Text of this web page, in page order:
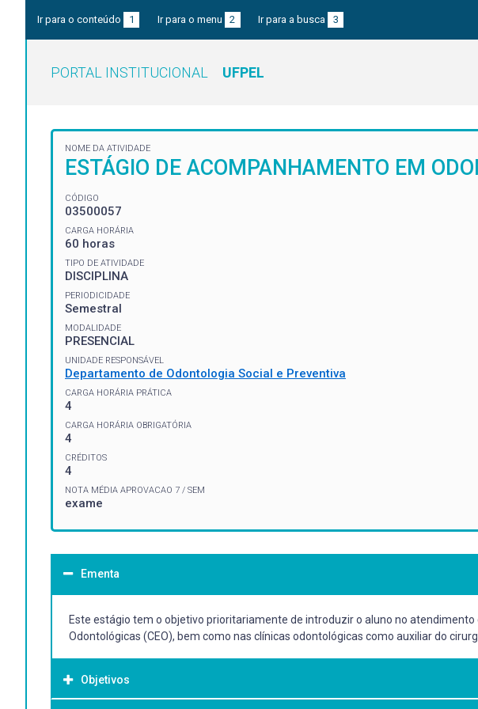
Ir para o conteúdo 1 Ir para o menu 2 Ir para a busca 3
PORTAL INSTITUCIONAL UFPEL
NOME DA ATIVIDADE
ESTÁGIO DE ACOMPANHAMENTO EM
CÓDIGO
03500057
CARGA HORÁRIA
60 horas
TIPO DE ATIVIDADE
DISCIPLINA
PERIODICIDADE
Semestral
MODALIDADE
PRESENCIAL
UNIDADE RESPONSÁVEL
Departamento de Odontologia Social e Preventiva
CARGA HORÁRIA PRÁTICA
4
CARGA HORÁRIA OBRIGATÓRIA
4
CRÉDITOS
4
NOTA MÉDIA APROVACAO 7 / SEM
exame
Ementa
Este estágio tem o objetivo prioritariamente de introduzir o aluno no
Odontológicas (CEO), bem como nas clínicas odontológicas como auxiliar do
Objetivos